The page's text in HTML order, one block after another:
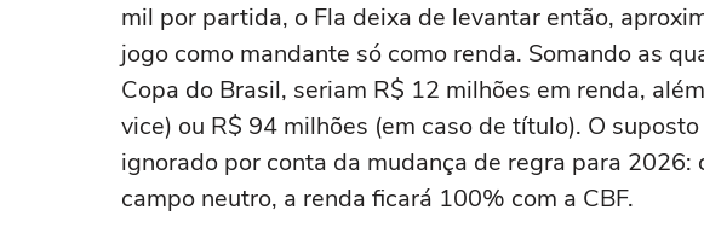
mil por partida, o Fla deixa de levantar então,
jogo como mandante só como renda. Somando as
Copa do Brasil, seriam R$ 12 milhões em renda,
vice) ou R$ 94 milhões (em caso de título). O
ignorado por conta da mudança de regra para 2026:
campo neutro, a renda ficará 100% com a CBF.